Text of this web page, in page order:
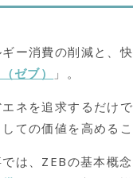
ー消費の削減と、
ゼブ） 」。
ネを追求するだけ
ての価値を高める
は、ZEBの基本概